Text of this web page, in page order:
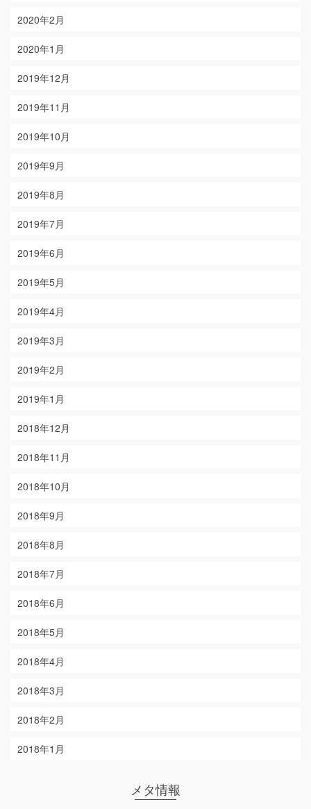
2020年2月
2020年1月
2019年12月
2019年11月
2019年10月
2019年9月
2019年8月
2019年7月
2019年6月
2019年5月
2019年4月
2019年3月
2019年2月
2019年1月
2018年12月
2018年11月
2018年10月
2018年9月
2018年8月
2018年7月
2018年6月
2018年5月
2018年4月
2018年3月
2018年2月
2018年1月
メタ情報